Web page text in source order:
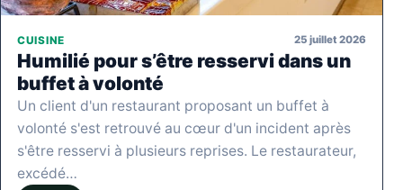
CUISINE 25 juillet 2026
Humilié pour s’être resservi dans un
buffet à volonté
Un client d'un restaurant proposant un buffet à
volonté s'est retrouvé au cœur d'un incident après
s'être resservi à plusieurs reprises. Le restaurateur,
excédé…